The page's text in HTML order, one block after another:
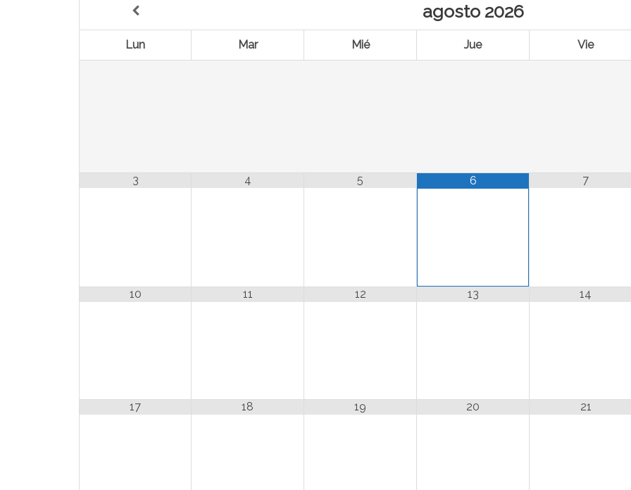
agosto 2026
Lun Mar Mié Jue Vie
3 4 5 6 7
10 11 12 13 14
17 18 19 20 21